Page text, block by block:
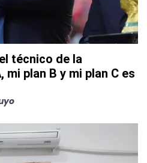
técnico de la
mi plan B y mi plan C es